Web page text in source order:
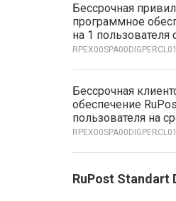
Бессрочная
программное
на 1
Бессрочная
обеспечение
пользователя на
RuPost Standart